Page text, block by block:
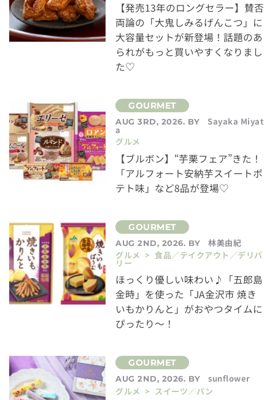
【発売13年のロングセラー】賛否
両論の「大鬼しみるげんこつ」に
大容量セットが新登場！話題のあ
られがもっと買いやすくなりまし
た♡
AUG 3RD, 2026. BY Sayaka Miyat
a
グルメ
【ブルボン】“芋栗フェア”きた！
「アルフォート安納芋スイートポ
テト味」など8品が登場♡
AUG 2ND, 2026. BY
林美由紀
グルメ > 食品／テイクアウト／デリバ
リー
ほっくり優しい味わい♪「五郎島
金時」を使った「JA金沢市 焼き
いもかりんと」がおやつタイムに
ぴったり～！
AUG 2ND, 2026. BY
sunflower
グルメ > スイーツ／パン